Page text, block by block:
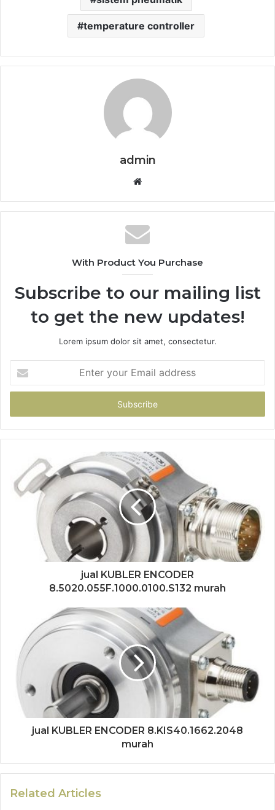
temperature controller
admin
Website
With Product You Purchase
Subscribe to our mailing list
to get the new updates!
Lorem ipsum dolor sit amet, consectetur.
your
Email
jual KUBLER ENCODER
8.5020.055F.1000.0100.S132 murah
jual KUBLER ENCODER 8.KIS40.1662.2048
murah
Related Articles